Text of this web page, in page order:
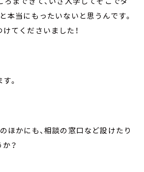
本当にもったいないと思うんです。
てくださいました！
。
ほかにも、相談の窓口など設けたり
？